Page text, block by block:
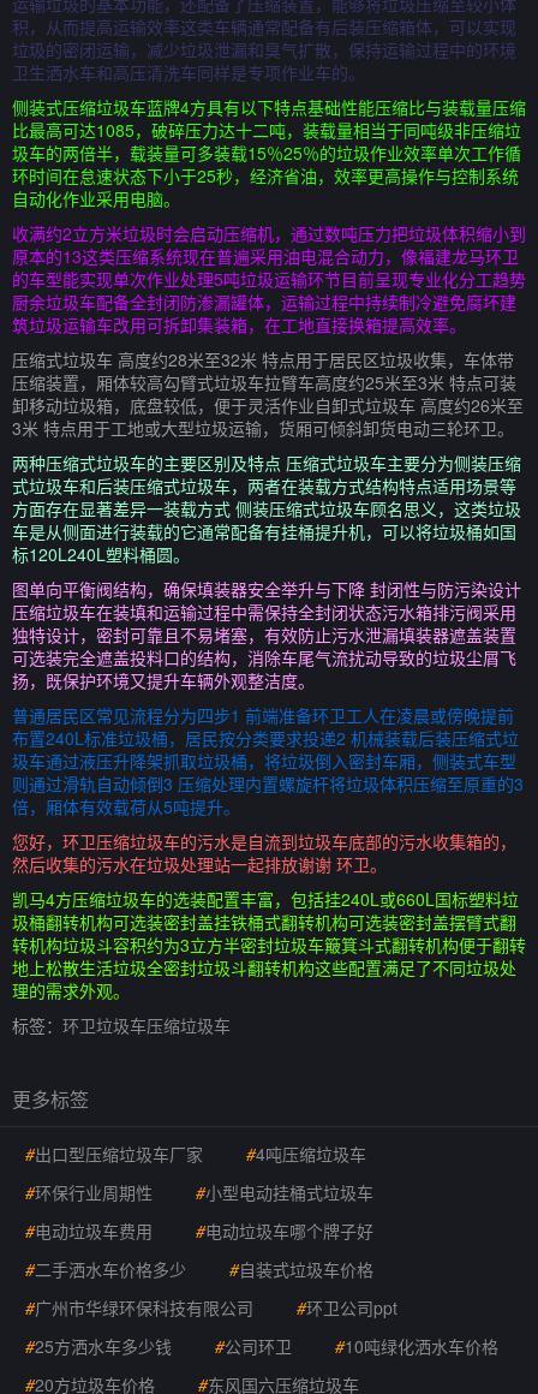
积，从而提高运输效率这类车辆通常配备有后装压缩箱体，可以实现
垃圾的密闭运输，减少垃圾泄漏和臭气扩散，保持运输过程中的环境
卫生洒水车和高压清洗车同样是专项作业车的。
侧装式压缩垃圾车蓝牌4方具有以下特点基础性能压缩比与装载量压缩
比最高可达1085，破碎压力达十二吨，装载量相当于同吨级非压缩垃
圾车的两倍半，载装量可多装载15％25％的垃圾作业效率单次工作循
环时间在怠速状态下小于25秒，经济省油，效率更高操作与控制系统
自动化作业采用电脑。
收满约2立方米垃圾时会启动压缩机，通过数吨压力把垃圾体积缩小到
原本的13这类压缩系统现在普遍采用油电混合动力，像福建龙马环卫
的车型能实现单次作业处理5吨垃圾运输环节目前呈现专业化分工趋势
厨余垃圾车配备全封闭防渗漏罐体，运输过程中持续制冷避免腐坏建
筑垃圾运输车改用可拆卸集装箱，在工地直接换箱提高效率。
压缩式垃圾车 高度约28米至32米 特点用于居民区垃圾收集，车体带
压缩装置，厢体较高勾臂式垃圾车拉臂车高度约25米至3米 特点可装
卸移动垃圾箱，底盘较低，便于灵活作业自卸式垃圾车 高度约26米至
3米 特点用于工地或大型垃圾运输，货厢可倾斜卸货电动三轮环卫。
两种压缩式垃圾车的主要区别及特点 压缩式垃圾车主要分为侧装压缩
式垃圾车和后装压缩式垃圾车，两者在装载方式结构特点适用场景等
方面存在显著差异一装载方式 侧装压缩式垃圾车顾名思义，这类垃圾
车是从侧面进行装载的它通常配备有挂桶提升机，可以将垃圾桶如国
标120L240L塑料桶圆。
图单向平衡阀结构，确保填装器安全举升与下降 封闭性与防污染设计
压缩垃圾车在装填和运输过程中需保持全封闭状态污水箱排污阀采用
独特设计，密封可靠且不易堵塞，有效防止污水泄漏填装器遮盖装置
可选装完全遮盖投料口的结构，消除车尾气流扰动导致的垃圾尘屑飞
扬，既保护环境又提升车辆外观整洁度。
普通居民区常见流程分为四步1 前端准备环卫工人在凌晨或傍晚提前
布置240L标准垃圾桶，居民按分类要求投递2 机械装载后装压缩式垃
圾车通过液压升降架抓取垃圾桶，将垃圾倒入密封车厢，侧装式车型
则通过滑轨自动倾倒3 压缩处理内置螺旋杆将垃圾体积压缩至原重的3
倍，厢体有效载荷从5吨提升。
您好，环卫压缩垃圾车的污水是自流到垃圾车底部的污水收集箱的，
然后收集的污水在垃圾处理站一起排放谢谢 环卫。
凯马4方压缩垃圾车的选装配置丰富，包括挂240L或660L国标塑料垃
圾桶翻转机构可选装密封盖挂铁桶式翻转机构可选装密封盖摆臂式翻
转机构垃圾斗容积约为3立方半密封垃圾车簸箕斗式翻转机构便于翻转
地上松散生活垃圾全密封垃圾斗翻转机构这些配置满足了不同垃圾处
理的需求外观。
标签： 环卫垃圾车压缩垃圾车
更多标签
#出口型压缩垃圾车厂家 #4吨压缩垃圾车
#环保行业周期性 #小型电动挂桶式垃圾车
#电动垃圾车费用 #电动垃圾车哪个牌子好
#二手洒水车价格多少 #自装式垃圾车价格
#广州市华绿环保科技有限公司 #环卫公司ppt
#25方洒水车多少钱 #公司环卫 #10吨绿化洒水车价格
#20方垃圾车价格 #东风国六压缩垃圾车